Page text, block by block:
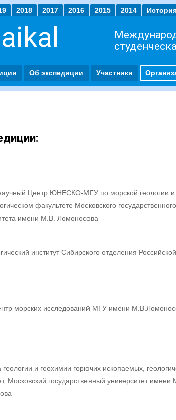
2018 2017 2016 2015 2014
Об экспедиции Участники
Центр ЮНЕСКО-МГУ по морской геологии и
факультете Московского государственного
имени М.В. Ломоносова
институт Сибирского отделения
морских исследований МГУ имени
и геохимии горючих ископаемых,
Московский государственный университет имени